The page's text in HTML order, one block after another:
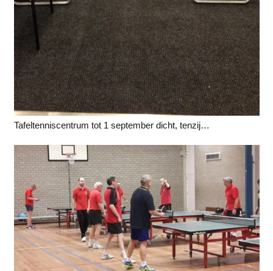
Tafeltenniscentrum tot 1 september dicht, tenzij…